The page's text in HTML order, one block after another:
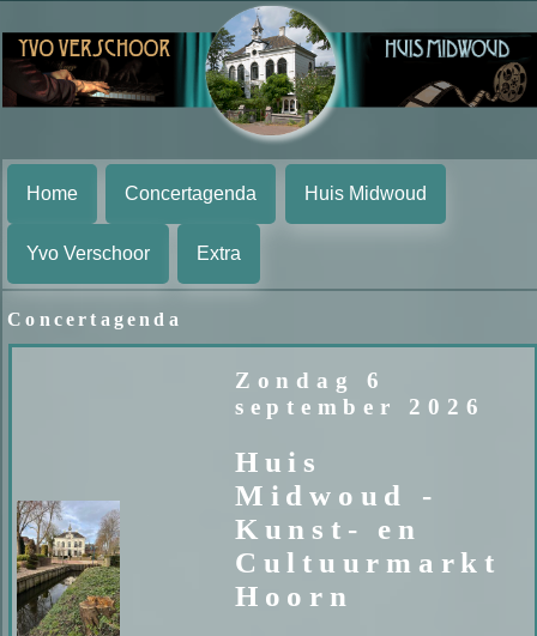
Home Concertagenda Huis Midwoud
Yvo Verschoor Extra
Concertagenda
Zondag 6
september 2026
Huis
Midwoud -
Kunst- en
Cultuurmarkt
Hoorn